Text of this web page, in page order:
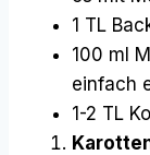
1 TL
100 ml
einfach
1-2 TL